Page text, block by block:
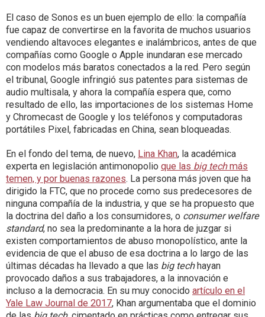
El caso de Sonos es un buen ejemplo de ello: la compañía
fue capaz de convertirse en la favorita de muchos usuarios
vendiendo altavoces elegantes e inalámbricos, antes de que
compañías como Google o Apple inundaran ese mercado
con modelos más baratos conectados a la red. Pero según
el tribunal, Google infringió sus patentes para sistemas de
audio multisala, y ahora la compañía espera que, como
resultado de ello, las importaciones de los sistemas Home
y Chromecast de Google y los teléfonos y computadoras
portátiles Pixel, fabricadas en China, sean bloqueadas.
En el fondo del tema, de nuevo, Lina Khan, la académica
experta en legislación antimonopolio que las big techmás
temen, y por buenas razones. La persona más joven que ha
dirigido la FTC, que no procede como sus predecesores de
ninguna compañía de la industria, y que se ha propuesto que
la doctrina del daño a los consumidores, o consumer welfare
standard, no sea la predominante a la hora de juzgar si
existen comportamientos de abuso monopolístico, ante la
evidencia de que el abuso de esa doctrina a lo largo de las
últimas décadas ha llevado a que las big techhayan
provocado daños a sus trabajadores, a la innovación e
incluso a la democracia. En su muy conocido artículo en el
Yale Law Journal de 2017, Khan argumentaba que el dominio